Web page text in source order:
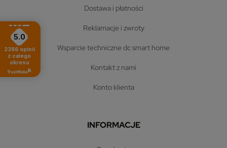
5.0
2386 opinii
z całego
okresu
dostawa i płatności
reklamacje i zwroty
wsparcie techniczne dc smart home
kontakt z nami
konto klienta
INFORMACJE